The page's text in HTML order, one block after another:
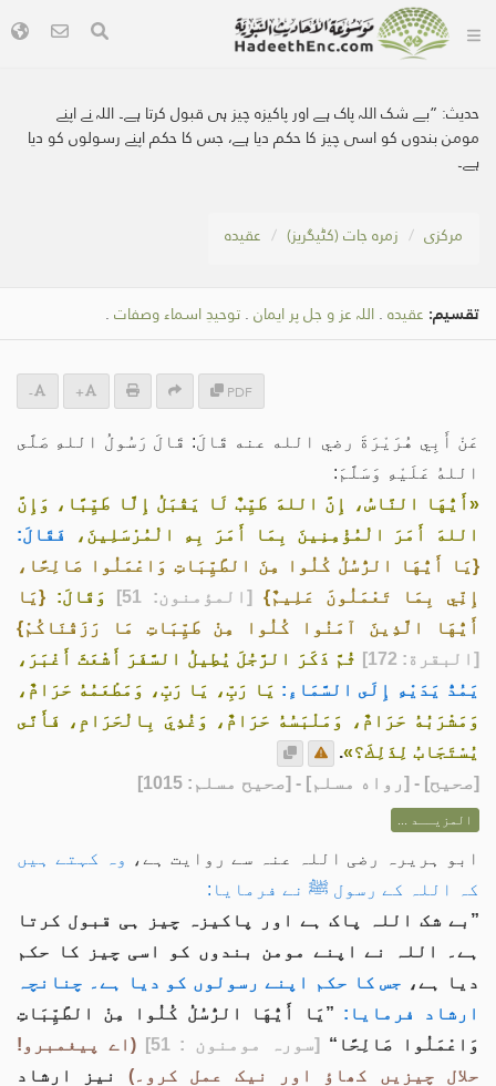
حدیث: ”بے شک اللہ پاک ہے اور پاکیزہ چیز ہی قبول کرتا ہے۔ اللہ نے اپنے
مومن بندوں کو اسی چیز کا حکم دیا ہے، جس کا حکم اپنے رسولوں کو دیا
ہے۔
مرکزی زمرہ جات (کٹیگریز) عقیدہ
تقسیم: عقیدہ . اللہ عز و جل پر ایمان . توحيدِ اسماء وصفات .
PDF
+
-
عَنْ أَبِي هُرَيْرَةَ رضي الله عنه قَالَ: قَالَ رَسُولُ اللهِ صَلَّى
اللهُ عَلَيْهِ وَسَلَّمَ:
«أَيُّهَا النَّاسُ، إِنَّ اللهَ طَيِّبٌ لَا يَقْبَلُ إِلَّا طَيِّبًا، وَإِنَّ
اللهَ أَمَرَ الْمُؤْمِنِينَ بِمَا أَمَرَ بِهِ الْمُرْسَلِينَ،
فَقَالَ:
{يَا أَيُّهَا الرُّسُلُ كُلُوا مِنَ الطَّيِّبَاتِ وَاعْمَلُوا صَالِحًا،
إِنِّي بِمَا تَعْمَلُونَ عَلِيمٌ}
[المؤمنون: 51] وَقَالَ: {يَا
أَيُّهَا الَّذِينَ آمَنُوا كُلُوا مِنْ طَيِّبَاتِ مَا رَزَقْنَاكُمْ}
[البقرة: 172]
ثُمَّ ذَكَرَ الرَّجُلَ يُطِيلُ السَّفَرَ أَشْعَثَ أَغْبَرَ،
يَمُدُّ يَدَيْهِ إِلَى السَّمَاءِ: يَا رَبِّ، يَا رَبِّ، وَمَطْعَمُهُ حَرَامٌ،
وَمَشْرَبُهُ حَرَامٌ، وَمَلْبَسُهُ حَرَامٌ، وَغُذِيَ بِالْحَرَامِ، فَأَنَّى
يُسْتَجَابُ لِذَلِكَ؟».
[صحيح] - [رواه مسلم] - [صحيح مسلم: 1015]
المزيــد ...
ابو ہریرہ رضی اللہ عنہ سے روایت ہے،
وہ کہتے ہیں
کہ اللہ کے رسول ﷺ نے فرمایا:
”بے شک اللہ پاک ہے اور پاکیزہ چیز ہی قبول کرتا
ہے۔ اللہ نے اپنے مومن بندوں کو اسی چیز کا حکم
دیا ہے، جس کا حکم اپنے رسولوں کو دیا ہے۔ چنانچہ
ارشاد فرمایا: ”يَا أَيُّهَا الرُّسُلُ كُلُوا مِنْ الطَّيِّبَاتِ
وَاعْمَلُوا صَالِحًا“
[سورہ مومنون : 51]
(اے پیغمبرو!
حلال چیزیں کھاؤ اور نیک عمل کرو۔) نیز ارشاد